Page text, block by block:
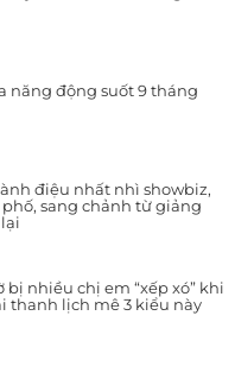
năng động suốt 9 tháng
điệu nhất nhì showbiz,
phố, sang chảnh từ giảng
bị nhiều chị em “xếp xó” khi
thanh lịch mê 3 kiểu này